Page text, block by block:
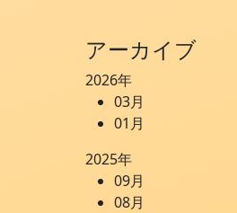
アーカイブ
2026年
03月
01月
2025年
09月
08月